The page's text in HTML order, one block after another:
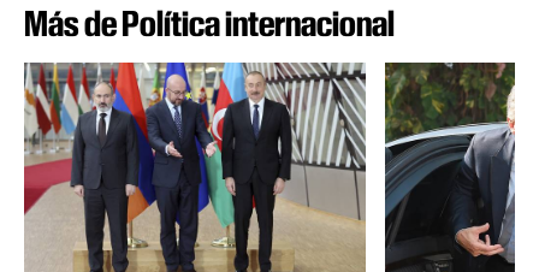
Más de Política internacional